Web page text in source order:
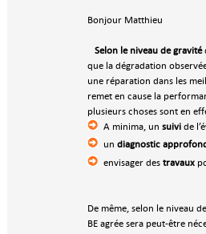
Bonjour Matthieu
Selon le niveau de gravité
que la dégradation
une réparation dans les
remet en cause la
plusieurs choses sont en
A minima, un suivi de
un diagnostic
envisager des travaux
De même, selon le niveau
BE agrée sera peut-être